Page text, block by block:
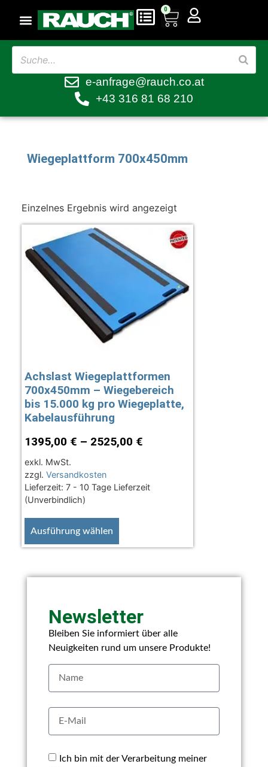
0
e-anfrage@rauch.co.at
+43 316 81 68 210
Wiegeplattform 700x450mm
Einzelnes Ergebnis wird angezeigt
Achslast Wiegeplattformen
700x450mm – Wiegebereich
bis 15.000 kg pro Wiegeplatte,
Kabelausführung
1395,00 € – 2525,00 €
exkl. MwSt.
zzgl. Versandkosten
Lieferzeit: 7 - 10 Tage Lieferzeit
(Unverbindlich)
Ausführung wählen
Newsletter
Bleiben Sie informiert über alle
Neuigkeiten rund um unsere Produkte!
Ich bin mit der Verarbeitung meiner